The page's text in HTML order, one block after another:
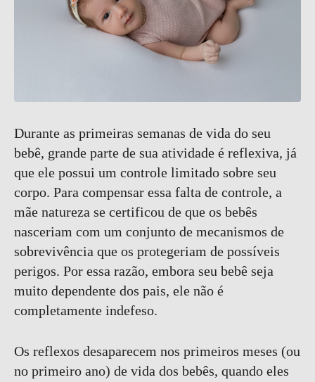
Durante as primeiras semanas de vida do seu
bebê, grande parte de sua atividade é reflexiva, já
que ele possui um controle limitado sobre seu
corpo. Para compensar essa falta de controle, a
mãe natureza se certificou de que os bebês
nasceriam com um conjunto de mecanismos de
sobrevivência que os protegeriam de possíveis
perigos. Por essa razão, embora seu bebê seja
muito dependente dos pais, ele não é
completamente indefeso.
Os reflexos desaparecem nos primeiros meses (ou
no primeiro ano) de vida dos bebês, quando eles